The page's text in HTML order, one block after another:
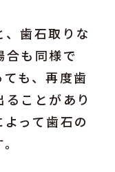
歯石取りな
合も同様で
も、再度歯
ことがあり
って歯石の